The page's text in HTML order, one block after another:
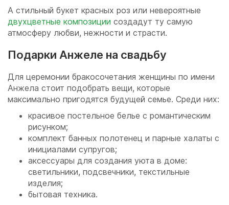
А стильный букет красных роз или невероятные
двухцветные композиции создадут ту самую
атмосферу любви, нежности и страсти.
Подарки Анжеле на свадьбу
Для церемонии бракосочетания женщины по имени
Анжела стоит подобрать вещи, которые
максимально пригодятся будущей семье. Среди них:
красивое постельное белье с романтическим
рисунком;
комплект банных полотенец и парные халаты с
инициалами супругов;
аксессуары для создания уюта в доме:
светильники, подсвечники, текстильные
изделия;
бытовая техника.